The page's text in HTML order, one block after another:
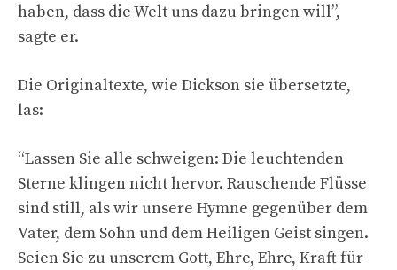
haben, dass die Welt uns dazu bringen will”,
sagte er.
Die Originaltexte, wie Dickson sie übersetzte,
las:
“Lassen Sie alle schweigen: Die leuchtenden
Sterne klingen nicht hervor. Rauschende Flüsse
sind still, als wir unsere Hymne gegenüber dem
Vater, dem Sohn und dem Heiligen Geist singen.
Seien Sie zu unserem Gott, Ehre, Ehre, Kraft für